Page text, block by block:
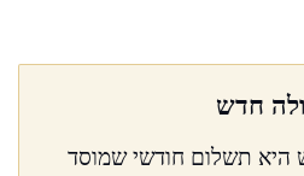
חדש
היא תשלום חודשי שמוסד